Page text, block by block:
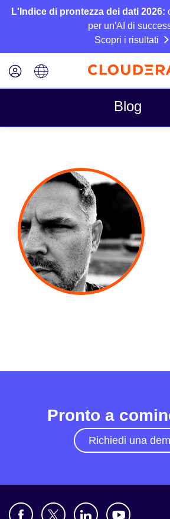
L'Indice di prontezza dei dati 2026:
per un'AI di
Scopri i risultati
Blog
Azienda
Tecnico
Partner
Cultura
Settore
Assicurazioni
Pronto a
Richiedi una